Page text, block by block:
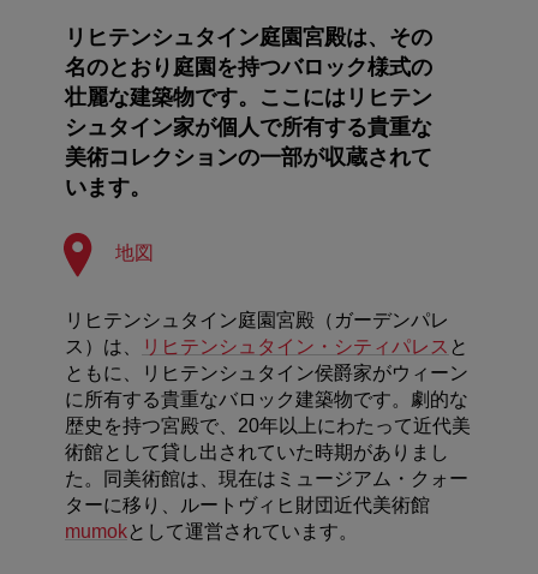
リヒテンシュタイン庭園宮殿は、その
名のとおり庭園を持つバロック様式の
壮麗な建築物です。ここにはリヒテン
シュタイン家が個人で所有する貴重な
美術コレクションの一部が収蔵されて
います。
地図
リヒテンシュタイン庭園宮殿（ガーデンパレ
ス）は、
リヒテンシュタイン・シティパレス と
ともに、リヒテンシュタイン侯爵家がウィーン
に所有する貴重なバロック建築物です。劇的な
歴史を持つ宮殿で、20年以上にわたって近代美
術館として貸し出されていた時期がありまし
た。同美術館は、現在はミュージアム・クォー
ターに移り、ルートヴィヒ財団近代美術館
mumokとして運営されています。